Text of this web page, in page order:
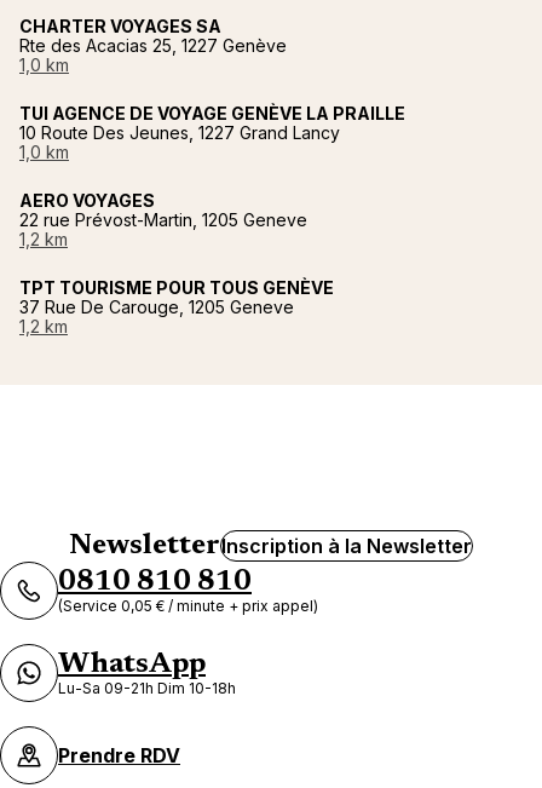
CHARTER VOYAGES SA
Rte des Acacias 25, 1227 Genève
1,0 km
TUI AGENCE DE VOYAGE GENÈVE LA PRAILLE
10 Route Des Jeunes, 1227 Grand Lancy
1,0 km
AERO VOYAGES
22 rue Prévost-Martin, 1205 Geneve
1,2 km
TPT TOURISME POUR TOUS GENÈVE
37 Rue De Carouge, 1205 Geneve
1,2 km
NewsletterInscription à la Newsletter
0810 810 810
(Service 0,05 € / minute + prix appel)
WhatsApp
Lu-Sa 09-21h Dim 10-18h
Prendre RDV